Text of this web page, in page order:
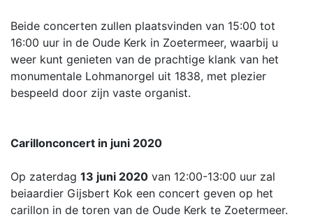
Beide concerten zullen plaatsvinden van 15:00 tot
16:00 uur in de Oude Kerk in Zoetermeer, waarbij u
weer kunt genieten van de prachtige klank van het
monumentale Lohmanorgel uit 1838, met plezier
bespeeld door zijn vaste organist.
Carillonconcert in juni 2020
Op zaterdag 13 juni 2020 van 12:00-13:00 uur zal
beiaardier Gijsbert Kok een concert geven op het
carillon in de toren van de Oude Kerk te Zoetermeer.